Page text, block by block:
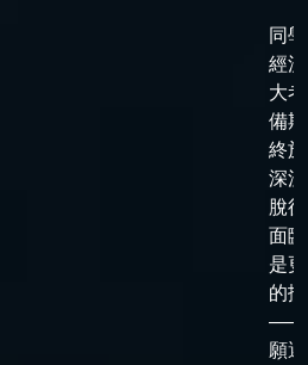
同
經
大
備
終
深
脫
面
是
的
——
願選